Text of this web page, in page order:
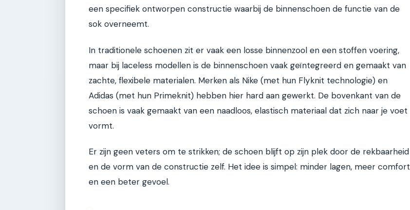
een specifiek ontworpen constructie waarbij de binnenschoen de functie van de
sok overneemt.
In traditionele schoenen zit er vaak een losse binnenzool en een stoffen voering,
maar bij laceless modellen is de binnenschoen vaak geïntegreerd en gemaakt van
zachte, flexibele materialen. Merken als Nike (met hun Flyknit technologie) en
Adidas (met hun Primeknit) hebben hier hard aan gewerkt. De bovenkant van de
schoen is vaak gemaakt van een naadloos, elastisch materiaal dat zich naar je voet
vormt.
Er zijn geen veters om te strikken; de schoen blijft op zijn plek door de rekbaarheid
en de vorm van de constructie zelf. Het idee is simpel: minder lagen, meer comfort
en een beter gevoel.